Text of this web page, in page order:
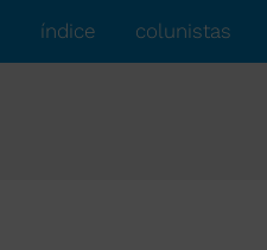
índice colunistas